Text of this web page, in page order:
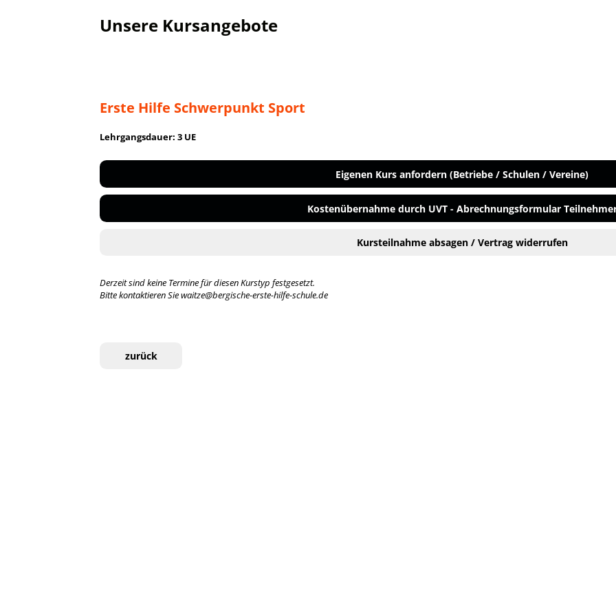
Unsere Kursangebote
Erste Hilfe Schwerpunkt Sport
Lehrgangsdauer: 3 UE
Eigenen Kurs anfordern (Betriebe / Schulen / Vereine)
Kostenübernahme durch UVT - Abrechnungsformular
Kursteilnahme absagen / Vertrag widerrufen
Derzeit sind keine Termine für diesen Kurstyp festgesetzt.
Bitte kontaktieren Sie waitze@bergische-erste-hilfe-schule.de
zurück